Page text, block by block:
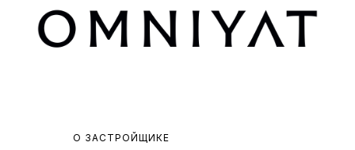
О ЗАСТРОЙЩИКЕ